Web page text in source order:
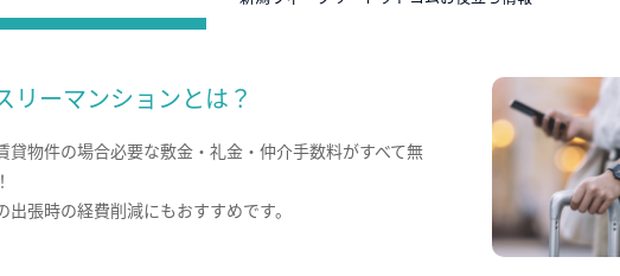
リーマンションとは？
貸物件の場合必要な敷金・礼金・仲介手数料がすべて無
出張時の経費削減にもおすすめです。